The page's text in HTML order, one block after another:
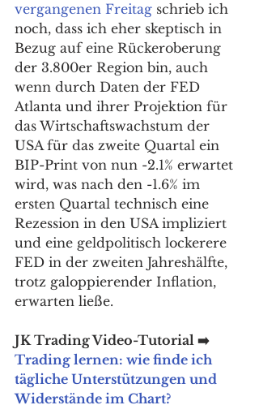
vergangenen Freitag schrieb ich
noch, dass ich eher skeptisch in
Bezug auf eine Rückeroberung
der 3.800er Region bin, auch
wenn durch Daten der FED
Atlanta und ihrer Projektion für
das Wirtschaftswachstum der
USA für das zweite Quartal ein
BIP-Print von nun -2.1% erwartet
wird, was nach den -1.6% im
ersten Quartal technisch eine
Rezession in den USA impliziert
und eine geldpolitisch lockerere
FED in der zweiten Jahreshälfte,
trotz galoppierender Inflation,
erwarten ließe.
JK Trading Video-Tutorial ➡️
Trading lernen: wie finde ich
tägliche Unterstützungen und
Widerstände im Chart?